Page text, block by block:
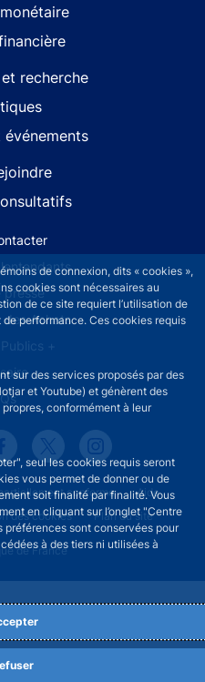
de connexion, dits « cookies »,
cookies sont nécessaires au
de ce site requiert l’utilisation de
performance. Ces cookies requis
sur des services proposés par des
et Youtube) et génèrent des
conformément à leur
seul les cookies requis seront
vous permet de donner ou de
soit finalité par finalité. Vous
en cliquant sur l’onglet "Centre
préférences sont conservées pour
à des tiers ni utilisées à
recherche
presse
des Achats
+
de France
conforme
Aide
des cookies Plan du site